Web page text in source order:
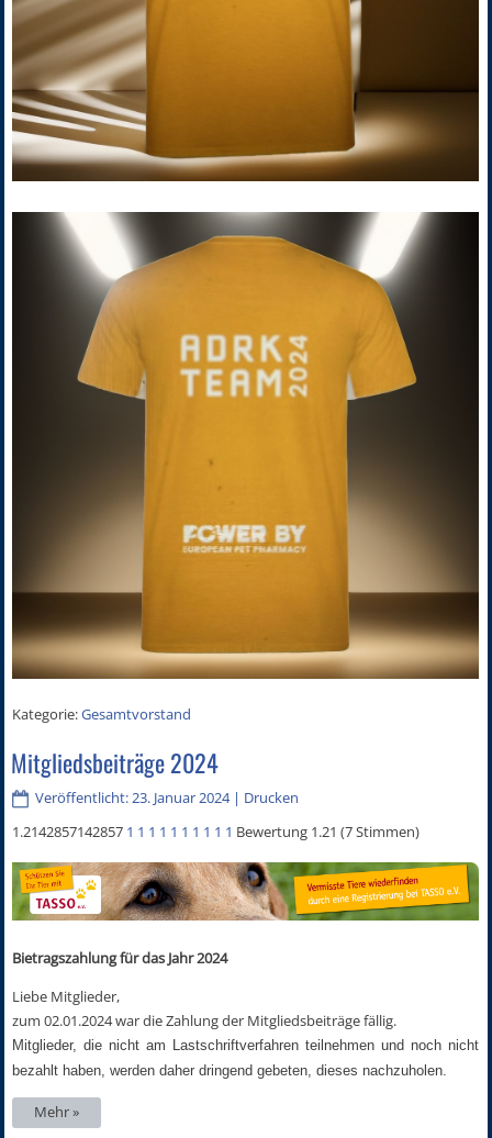
Kategorie:Gesamtvorstand
Mitgliedsbeiträge 2024
Veröffentlicht: 23. Januar 2024| Drucken
1.2142857142857 1 1 1 1 1 1 1 1 1 1 Bewertung 1.21 (7 Stimmen)
Bietragszahlung für das Jahr 2024
Liebe Mitglieder,
zum 02.01.2024 war die Zahlung der Mitgliedsbeiträge fällig.
Mitglieder, die nicht am Lastschriftverfahren teilnehmen und noch nicht
bezahlt haben, werden daher dringend gebeten, dieses nachzuholen.
Mehr »